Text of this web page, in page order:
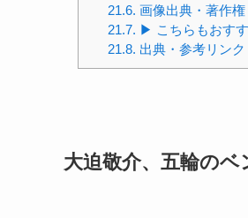
21.6. 画像出典・著作権
21.7. ▶ こちらもおす
21.8. 出典・参考リンク
大迫敬介、五輪の